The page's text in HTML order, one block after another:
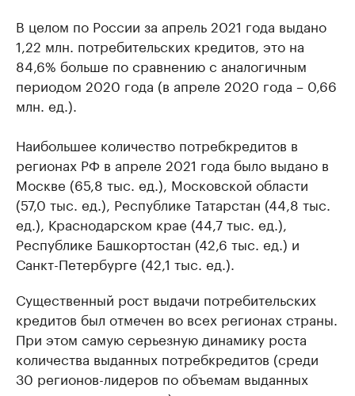
В целом по России за апрель 2021 года выдано
1,22 млн. потребительских кредитов, это на
84,6% больше по сравнению с аналогичным
периодом 2020 года (в апреле 2020 года – 0,66
млн. ед.).
Наибольшее количество потребкредитов в
регионах РФ в апреле 2021 года было выдано в
Москве (65,8 тыс. ед.), Московской области
(57,0 тыс. ед.), Республике Татарстан (44,8 тыс.
ед.), Краснодарском крае (44,7 тыс. ед.),
Республике Башкортостан (42,6 тыс. ед.) и
Санкт-Петербурге (42,1 тыс. ед.).
Существенный рост выдачи потребительских
кредитов был отмечен во всех регионах страны.
При этом самую серьезную динамику роста
количества выданных потребкредитов (среди
30 регионов-лидеров по объемам выданных